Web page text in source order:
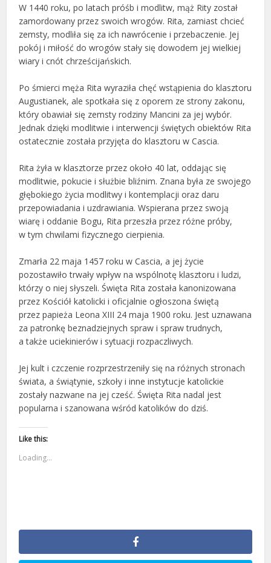
W 1440 roku, po latach próśb i modlitw, mąż Rity został
zamordowany przez swoich wrogów. Rita, zamiast chcieć
zemsty, modliła się za ich nawrócenie i przebaczenie. Jej
pokój i miłość do wrogów stały się dowodem jej wielkiej
wiary i cnót chrześcijańskich.
Po śmierci męża Rita wyraziła chęć wstąpienia do klasztoru
Augustianek, ale spotkała się z oporem ze strony zakonu,
który obawiał się zemsty rodziny Mancini za jej wybór.
Jednak dzięki modlitwie i interwencji świętych obiektów Rita
ostatecznie została przyjęta do klasztoru w Cascia.
Rita żyła w klasztorze przez około 40 lat, oddając się
modlitwie, pokucie i służbie bliźnim. Znana była ze swojego
głębokiego życia modlitwy i kontemplacji oraz daru
przepowiadania i uzdrawiania. Wspierana przez swoją
wiarę i oddanie Bogu, Rita przeszła przez różne próby,
w tym chwilami fizycznego cierpienia.
Zmarła 22 maja 1457 roku w Cascia, a jej życie
pozostawiło trwały wpływ na wspólnotę klasztoru i ludzi,
którzy o niej słyszeli. Święta Rita została kanonizowana
przez Kościół katolicki i oficjalnie ogłoszona świętą
przez papieża Leona XIII 24 maja 1900 roku. Jest uznawana
za patronkę beznadziejnych spraw i spraw trudnych,
a także uciekinierów i sytuacji rozpaczliwych.
Jej kult i czczenie rozprzestrzeniły się na różnych stronach
świata, a świątynie, szkoły i inne instytucje katolickie
zostały nazwane na jej cześć. Święta Rita nadal jest
popularna i szanowana wśród katolików do dziś.
Like this:
Loading...